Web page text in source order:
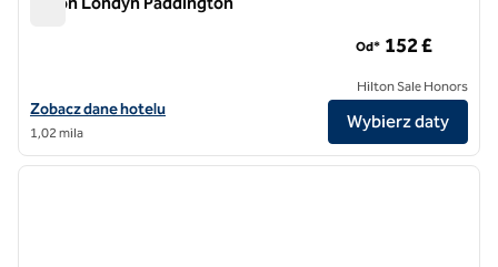
Zobacz szczegóły hotelu Hilton London Paddington
Zobacz dane hotelu
1,02 mila
Od* 152 £
Hilton Sale Honors
Wybierz daty
1/12
1 z 12